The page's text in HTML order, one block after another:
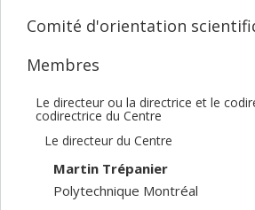
Comité d'orientation
Membres
Le directeur ou la directrice et le
codirectrice du Centre
Le directeur du Centre
Martin Trépanier
Polytechnique Montréal